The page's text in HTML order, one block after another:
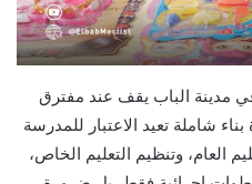
في مدينة الباب يقف عند مفترق
شاملة تعيد الاعتبار للمدرسة
العام، وتنظيم التعليم الخاص،